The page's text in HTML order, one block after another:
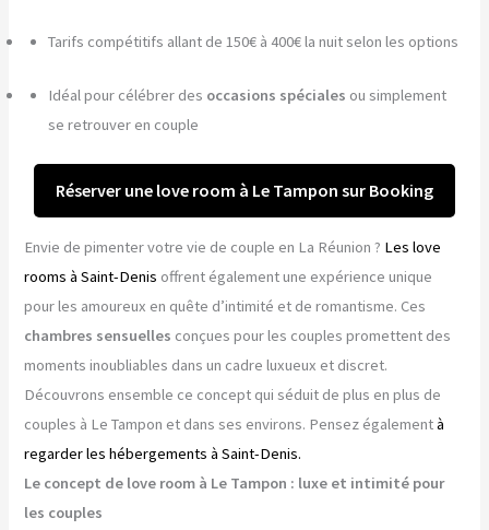
Tarifs compétitifs allant de 150€ à 400€ la nuit selon les options
Idéal pour célébrer des occasions spéciales ou simplement
se retrouver en couple
Réserver une love room à Le Tampon sur Booking
Envie de pimenter votre vie de couple en La Réunion ? Les love
rooms à Saint-Denis offrent également une expérience unique
pour les amoureux en quête d’intimité et de romantisme. Ces
chambres sensuelles conçues pour les couples promettent des
moments inoubliables dans un cadre luxueux et discret.
Découvrons ensemble ce concept qui séduit de plus en plus de
couples à Le Tampon et dans ses environs. Pensez égalementà
regarder les hébergements à Saint-Denis.
Le concept de love room à Le Tampon : luxe et intimité pour
les couples